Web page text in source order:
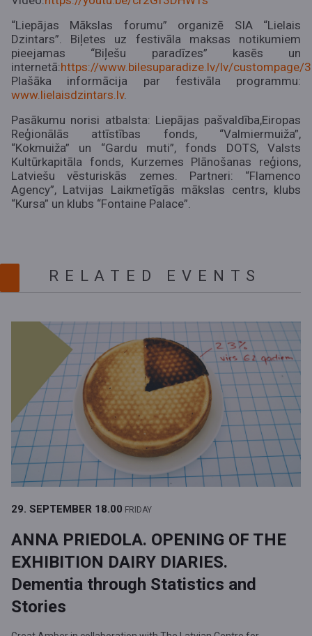
“Liepājas Mākslas forumu” organizē SIA “Lielais
Dzintars”. Biļetes uz festivāla maksas notikumiem
pieejamas “Biļešu paradīzes” kasēs un
internetā:https://www.bilesuparadize.lv/lv/custompage/
Plašāka informācija par festivāla programmu:
www.lielaisdzintars.lv.
Pasākumu norisi atbalsta: Liepājas pašvaldība,Eiropas
Reģionālās attīstības fonds, “Valmiermuiža”,
“Kokmuiža” un “Gardu muti”, fonds DOTS, Valsts
Kultūrkapitāla fonds, Kurzemes Plānošanas reģions,
Latviešu vēsturiskās zemes. Partneri: “Flamenco
Agency”, Latvijas Laikmetīgās mākslas centrs, klubs
“Kursa” un klubs “Fontaine Palace”.
RELATED EVENTS
29. SEPTEMBER 18.00 FRIDAY
ANNA PRIEDOLA. OPENING OF THE
EXHIBITION DAIRY DIARIES.
Dementia through Statistics and
Stories